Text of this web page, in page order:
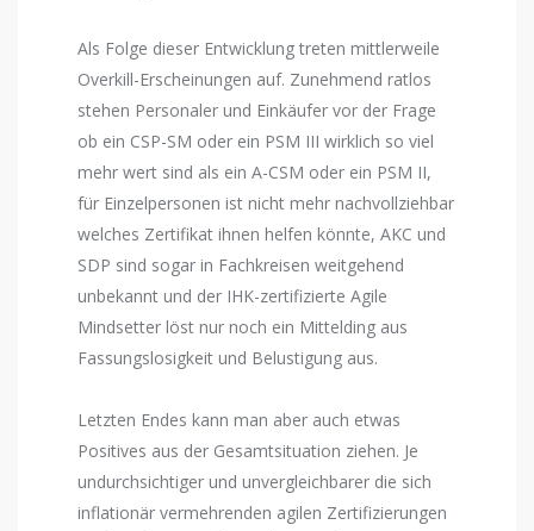
Als Folge dieser Entwicklung treten mittlerweile
Overkill-Erscheinungen auf. Zunehmend ratlos
stehen Personaler und Einkäufer vor der Frage
ob ein CSP-SM oder ein PSM III wirklich so viel
mehr wert sind als ein A-CSM oder ein PSM II,
für Einzelpersonen ist nicht mehr nachvollziehbar
welches Zertifikat ihnen helfen könnte, AKC und
SDP sind sogar in Fachkreisen weitgehend
unbekannt und der IHK-zertifizierte Agile
Mindsetter löst nur noch ein Mittelding aus
Fassungslosigkeit und Belustigung aus.
Letzten Endes kann man aber auch etwas
Positives aus der Gesamtsituation ziehen. Je
undurchsichtiger und unvergleichbarer die sich
inflationär vermehrenden agilen Zertifizierungen